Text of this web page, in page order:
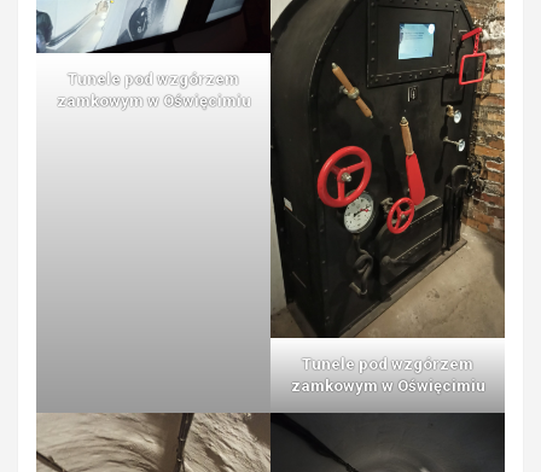
Tunele pod wzgórzem
zamkowym w Oświęcimiu
Tunele pod wzgórzem
zamkowym w Oświęcimiu